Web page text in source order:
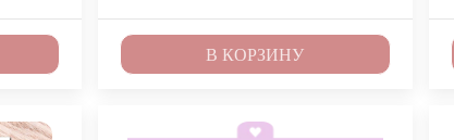
В КОРЗИНУ